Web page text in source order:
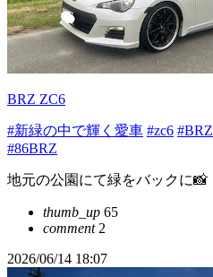
BRZ ZC6
#新緑の中で輝く愛車 #zc6 #BRZ
#86BRZ
地元の公園にて緑をバックに📸
thumb_up 65
comment2
2026/06/14 18:07